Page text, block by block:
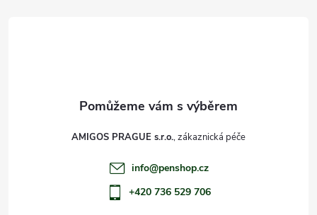
AMIGOS PRAGUE s.r.o.
info@penshop.cz
+420 736 529 706